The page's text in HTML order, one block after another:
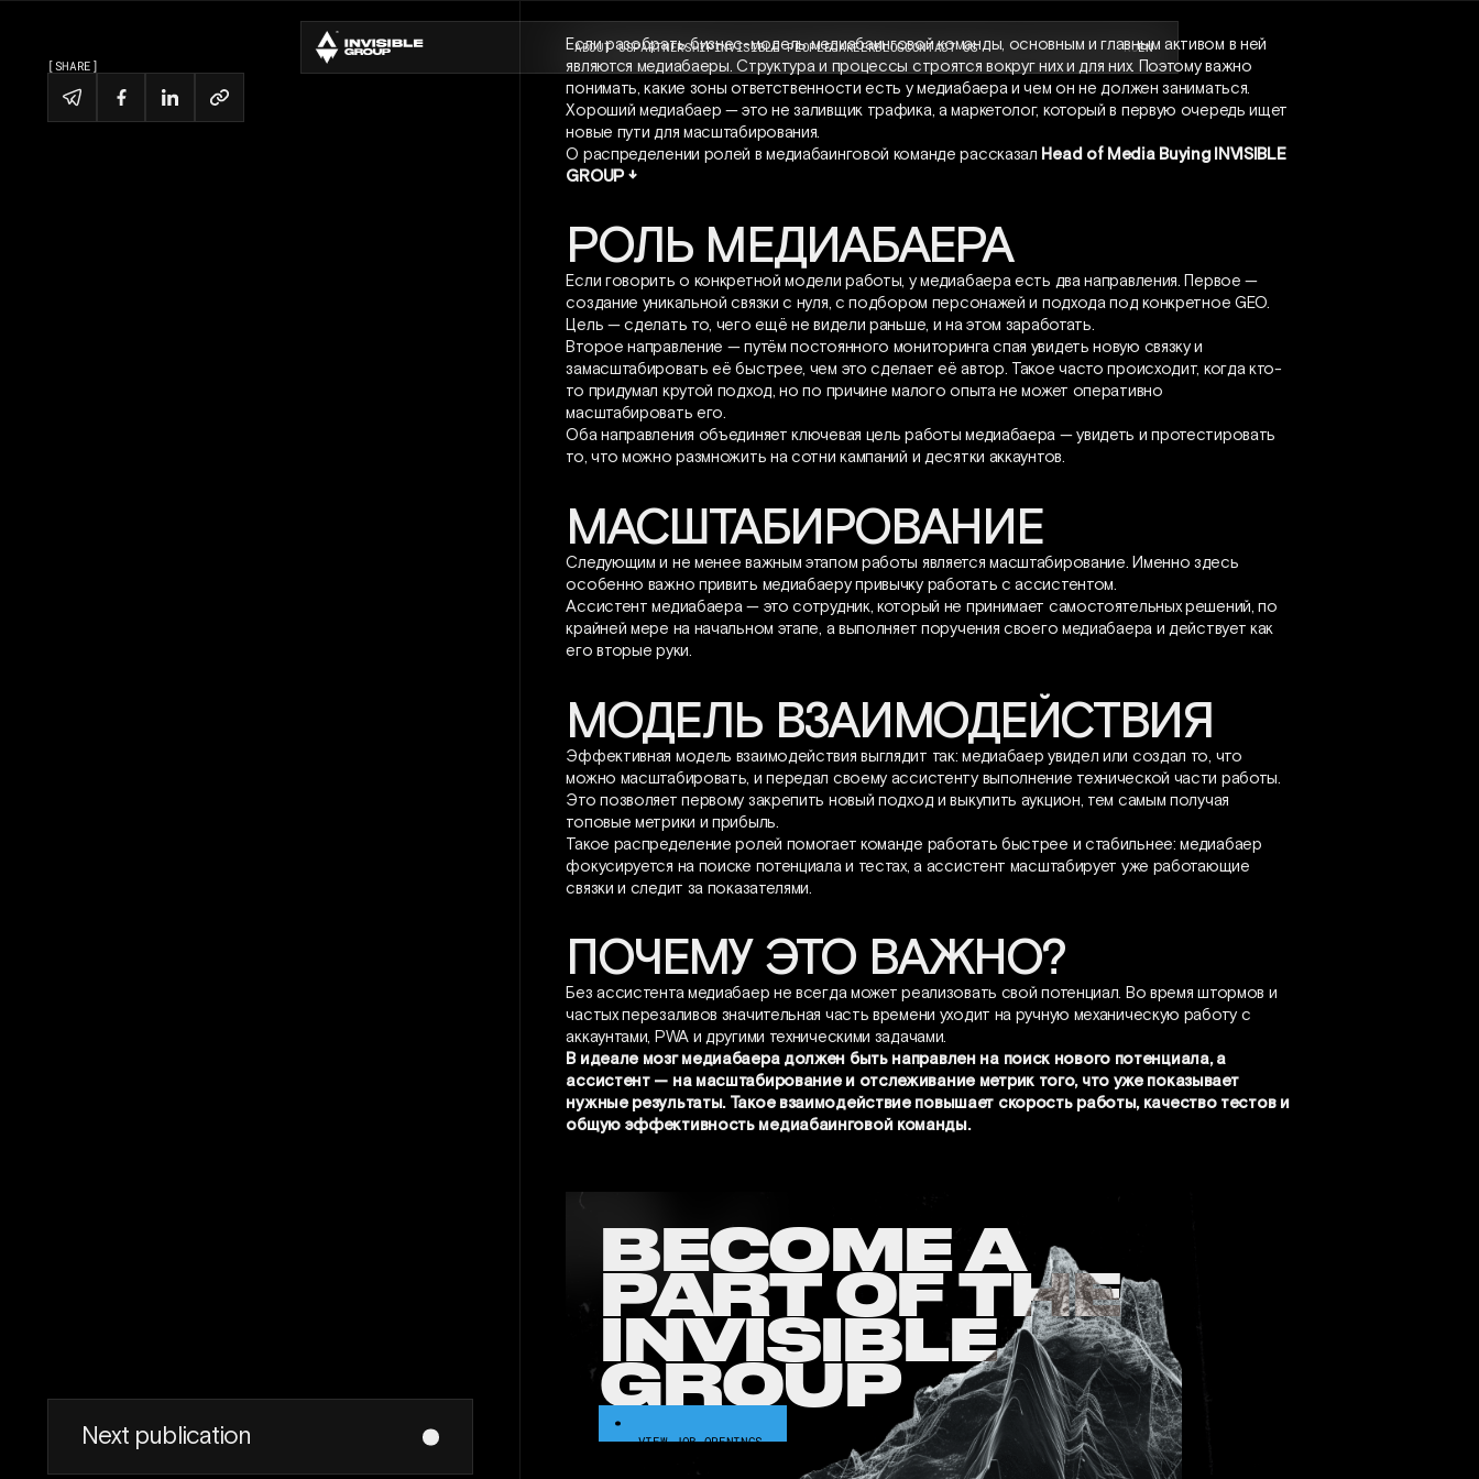
ABOUT USPARTNERSHIPINVISIBLE PEOPLECAREERBLOGCONTACT US RUEN
[SHARE]
Next publication
Если разобрать бизнес-модель медиабаинговой команды, основным и главным активом в ней
являются медиабаеры. Структура и процессы строятся вокруг них и для них. Поэтому важно
понимать, какие зоны ответственности есть у медиабаера и чем он не должен заниматься.
Хороший медиабаер — это не заливщик трафика, а маркетолог, который в первую очередь ищет
новые пути для масштабирования.
О распределении ролей в медиабаинговой команде рассказал Head of Media Buying INVISIBLE
GROUP ↓
РОЛЬ МЕДИАБАЕРА
Если говорить о конкретной модели работы, у медиабаера есть два направления. Первое —
создание уникальной связки с нуля, с подбором персонажей и подхода под конкретное GEO.
Цель — сделать то, чего ещё не видели раньше, и на этом заработать.
Второе направление — путём постоянного мониторинга спая увидеть новую связку и
замасштабировать её быстрее, чем это сделает её автор. Такое часто происходит, когда кто-
то придумал крутой подход, но по причине малого опыта не может оперативно
масштабировать его.
Оба направления объединяет ключевая цель работы медиабаера — увидеть и протестировать
то, что можно размножить на сотни кампаний и десятки аккаунтов.
МАСШТАБИРОВАНИЕ
Следующим и не менее важным этапом работы является масштабирование. Именно здесь
особенно важно привить медиабаеру привычку работать с ассистентом.
Ассистент медиабаера — это сотрудник, который не принимает самостоятельных решений, по
крайней мере на начальном этапе, а выполняет поручения своего медиабаера и действует как
его вторые руки.
МОДЕЛЬ ВЗАИМОДЕЙСТВИЯ
Эффективная модель взаимодействия выглядит так: медиабаер увидел или создал то, что
можно масштабировать, и передал своему ассистенту выполнение технической части работы.
Это позволяет первому закрепить новый подход и выкупить аукцион, тем самым получая
топовые метрики и прибыль.
Такое распределение ролей помогает команде работать быстрее и стабильнее: медиабаер
фокусируется на поиске потенциала и тестах, а ассистент масштабирует уже работающие
связки и следит за показателями.
ПОЧЕМУ ЭТО ВАЖНО?
Без ассистента медиабаер не всегда может реализовать свой потенциал. Во время штормов и
частых перезаливов значительная часть времени уходит на ручную механическую работу с
аккаунтами, PWA и другими техническими задачами.
В идеале мозг медиабаера должен быть направлен на поиск нового потенциала, а
ассистент — на масштабирование и отслеживание метрик того, что уже показывает
нужные результаты. Такое взаимодействие повышает скорость работы, качество тестов и
общую эффективность медиабаинговой команды.
BECOME A
PART OF THE
INVISIBLE
GROUP
VIEW JOB OPENINGS